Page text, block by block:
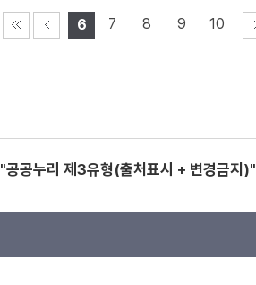
6 7 8 9 10
"공공누리 제3유형(출처표시 + 변경금지)"